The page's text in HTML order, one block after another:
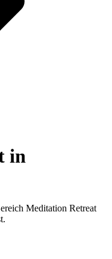
in
Meditation Retreat